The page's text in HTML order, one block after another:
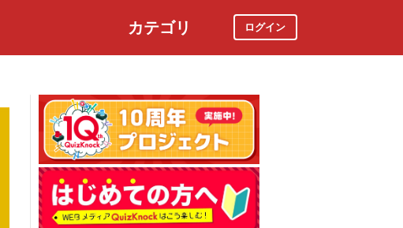
カテゴリ ログイン